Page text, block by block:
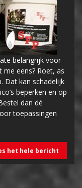
belangrijk voor
eens? Roet, as
Dat kan schadelijk
beperken en op
dan dé
toepassingen
het hele bericht